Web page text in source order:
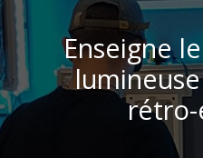
Enseigne
rétro-